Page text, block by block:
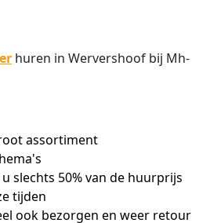
huren in Wervershoof bij Mh-
assortiment
slechts 50% van de huurprijs
tijden
ook bezorgen en weer retour